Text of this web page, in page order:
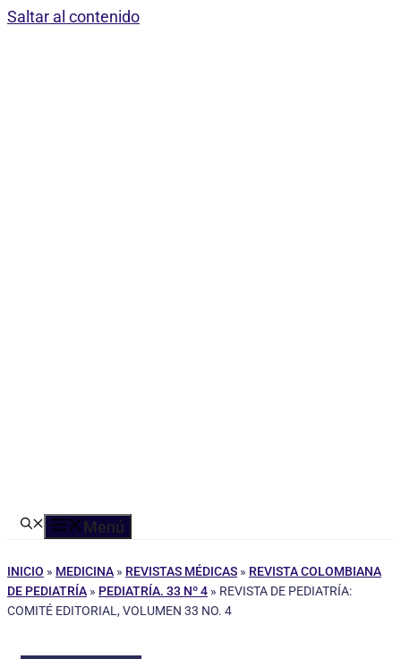
Saltar al contenido
Menú
INICIO » MEDICINA » REVISTAS MÉDICAS » REVISTA COLOMBIANA
DE PEDIATRÍA » PEDIATRÍA. 33 Nº 4 » REVISTA DE PEDIATRÍA:
COMITÉ EDITORIAL, VOLUMEN 33 NO. 4